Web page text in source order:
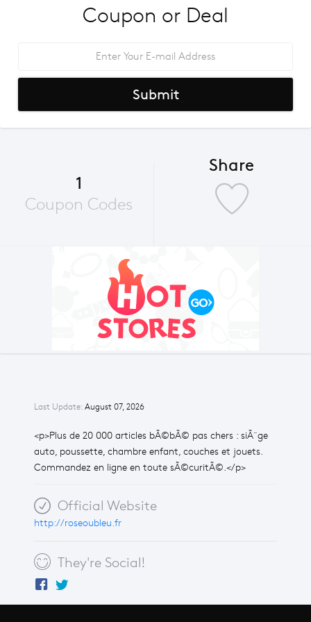
Last Update: August 07, 2026
<p>Plus de 20 000 articles bÃ©bÃ© pas chers : siÃ¨ge
auto, poussette, chambre enfant, couches et jouets.
Commandez en ligne en toute sÃ©curitÃ©.</p>
Official Website
http://roseoubleu.fr
They're Social!
Coupon or Deal
Submit
1
Coupon Codes
Share